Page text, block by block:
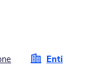
Enti